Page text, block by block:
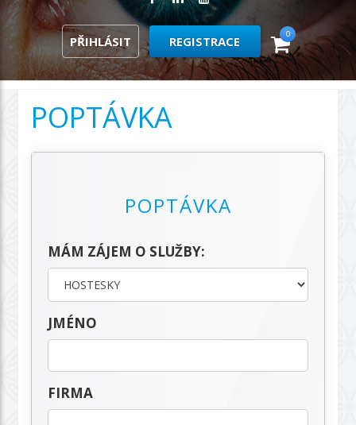
PŘIHLÁSIT REGISTRACE 0
POPTÁVKA
POPTÁVKA
MÁM ZÁJEM O SLUŽBY:
JMÉNO
FIRMA